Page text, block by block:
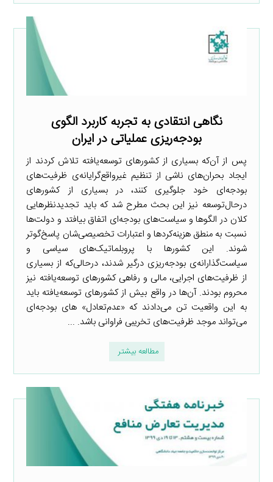
نگاهی انتقادی به تجربه کاربرد الگوی
بودجه‌ریزی عملیاتی در ایران
پس از آن‌که بسیاری از کشورهای توسعه‌یافته تلاش کردند از
ایجاد بحران‌های ناشی از تنظیم غیرواقع‌گرایانه‌ی ظرفیت‌های
بودجه‌ای خود جلوگیری کنند، در بسیاری از کشورهای
درحال‌توسعه نیز این بحث مطرح شد که باید تجدیدنظرهایی
کلان در الگوها و سیاست‌های بودجه‌ای اتفاق بیافتد و دولت‌ها
نسبت به منطق هزینه‌کردها و اعتبارات تخصیصی‌شان پاسخ‌گوتر
شوند. این کشورها با پروبلماتیک‌های سیاسی و
سیاست‌گذارانه‌ی بودجه‌ریزی درگیر شدند، درحالی‌که از بسیاری
از ظرفیت‌های اجرایی، مالی و رفاهی کشورهای توسعه‌یافته نیز
محروم بودند. آن‌ها در واقع بیش از کشورهای توسعه‌یافته باید
به این واقعیت تن می‌دادند که «عدم‌تعادل» های بودجه‌ای
می‌تواند موجد ظرفیت‌های تخریبی فراوانی باشد. ...
مطالعه بیشتر